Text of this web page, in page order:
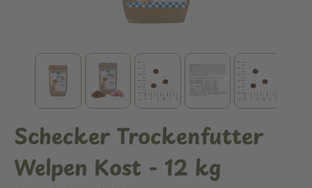
Schecker Trockenfutter
Welpen Kost - 12 kg